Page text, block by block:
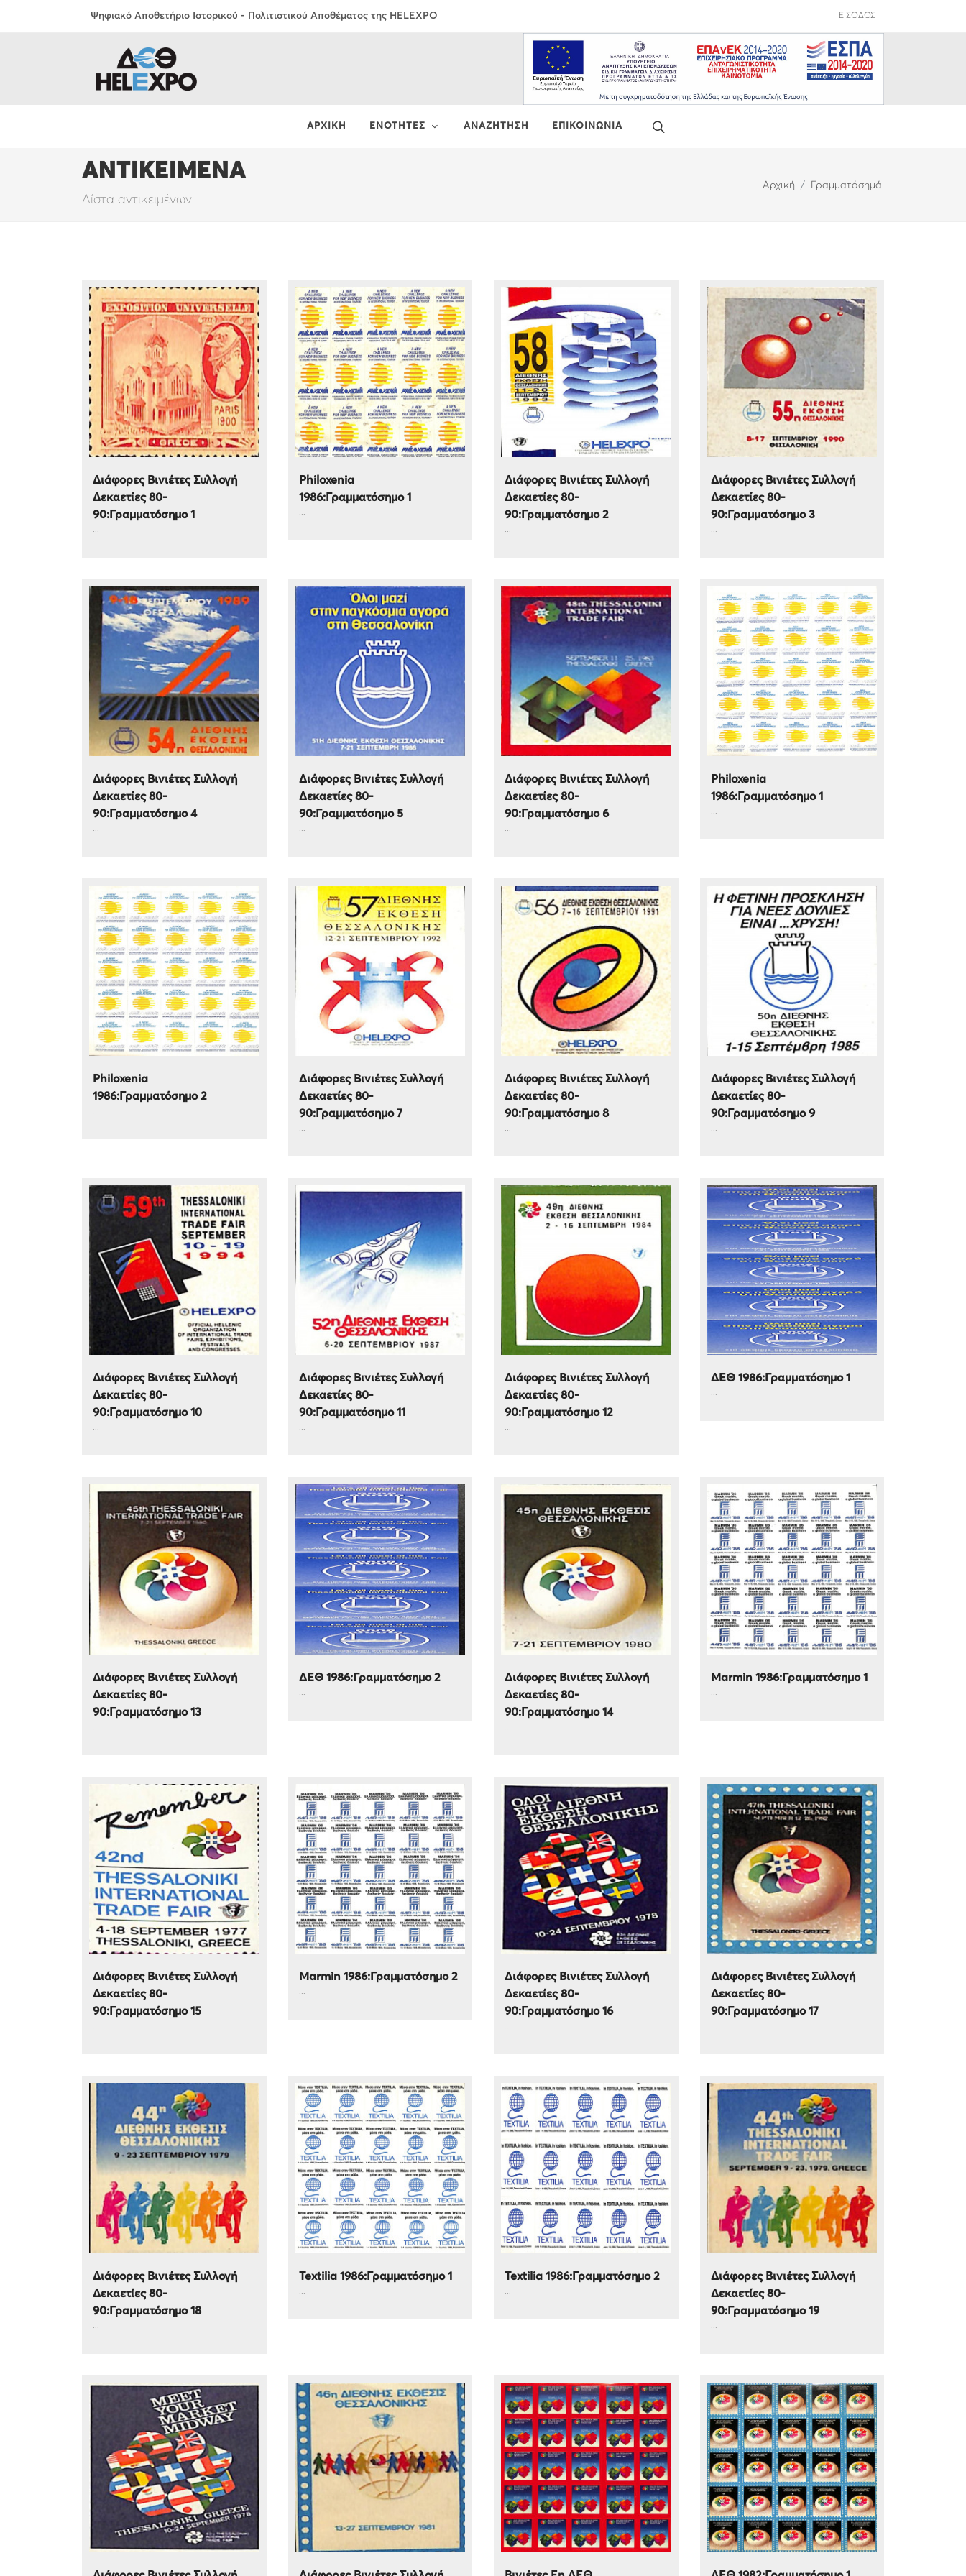
Ψηφιακό Αποθετήριο Ιστορικού - Πολιτιστικού Αποθέματος της HELEXPO ΕΙΣΟΔΟΣ
ΑΡΧΙΚΗ ΕΝΟΤΗΤΕΣ ΑΝΑΖΗΤΗΣΗ ΕΠΙΚΟΙΝΩΝΙΑ
ΑΝΤΙΚΕΙΜΕΝΑ
Λίστα αντικειμένων
Αρχική Γραμματόσημά
Διάφορες Βινιέτες Συλλογή
Δεκαετίες 80-
90:Γραμματόσημο 1
...
Philoxenia
1986:Γραμματόσημο 1
...
Διάφορες Βινιέτες Συλλογή
Δεκαετίες 80-
90:Γραμματόσημο 2
...
Διάφορες Βινιέτες Συλλογή
Δεκαετίες 80-
90:Γραμματόσημο 3
...
Διάφορες Βινιέτες Συλλογή
Δεκαετίες 80-
90:Γραμματόσημο 4
...
Διάφορες Βινιέτες Συλλογή
Δεκαετίες 80-
90:Γραμματόσημο 5
...
Διάφορες Βινιέτες Συλλογή
Δεκαετίες 80-
90:Γραμματόσημο 6
...
Philoxenia
1986:Γραμματόσημο 1
...
Philoxenia
1986:Γραμματόσημο 2
...
Διάφορες Βινιέτες Συλλογή
Δεκαετίες 80-
90:Γραμματόσημο 7
...
Διάφορες Βινιέτες Συλλογή
Δεκαετίες 80-
90:Γραμματόσημο 8
...
Διάφορες Βινιέτες Συλλογή
Δεκαετίες 80-
90:Γραμματόσημο 9
...
Διάφορες Βινιέτες Συλλογή
Δεκαετίες 80-
90:Γραμματόσημο 10
...
Διάφορες Βινιέτες Συλλογή
Δεκαετίες 80-
90:Γραμματόσημο 11
...
Διάφορες Βινιέτες Συλλογή
Δεκαετίες 80-
90:Γραμματόσημο 12
...
ΔΕΘ 1986:Γραμματόσημο 1
...
Διάφορες Βινιέτες Συλλογή
Δεκαετίες 80-
90:Γραμματόσημο 13
...
ΔΕΘ 1986:Γραμματόσημο 2
...
Διάφορες Βινιέτες Συλλογή
Δεκαετίες 80-
90:Γραμματόσημο 14
...
Marmin 1986:Γραμματόσημο 1
...
Διάφορες Βινιέτες Συλλογή
Δεκαετίες 80-
90:Γραμματόσημο 15
...
Marmin 1986:Γραμματόσημο 2
...
Διάφορες Βινιέτες Συλλογή
Δεκαετίες 80-
90:Γραμματόσημο 16
...
Διάφορες Βινιέτες Συλλογή
Δεκαετίες 80-
90:Γραμματόσημο 17
...
Διάφορες Βινιέτες Συλλογή
Δεκαετίες 80-
90:Γραμματόσημο 18
...
Textilia 1986:Γραμματόσημο 1
...
Textilia 1986:Γραμματόσημο 2
...
Διάφορες Βινιέτες Συλλογή
Δεκαετίες 80-
90:Γραμματόσημο 19
...